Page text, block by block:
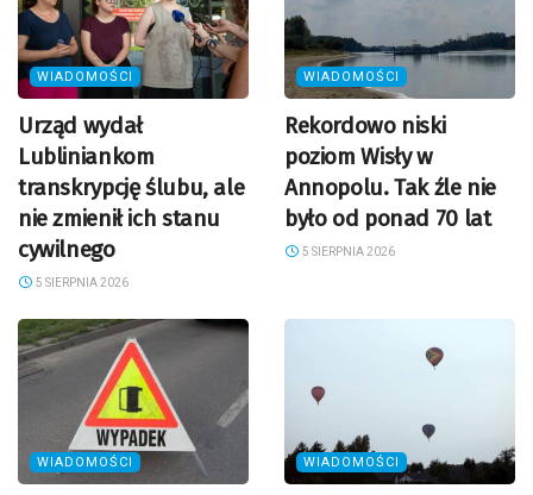
WIADOMOŚCI
Urząd wydał
Lubliniankom
transkrypcję ślubu, ale
nie zmienił ich stanu
cywilnego
5 SIERPNIA 2026
WIADOMOŚCI
Rekordowo niski
poziom Wisły w
Annopolu. Tak źle nie
było od ponad 70 lat
5 SIERPNIA 2026
WIADOMOŚCI WIADOMOŚCI